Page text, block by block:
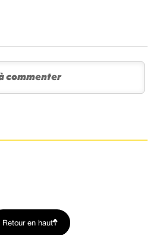
Retour en haut